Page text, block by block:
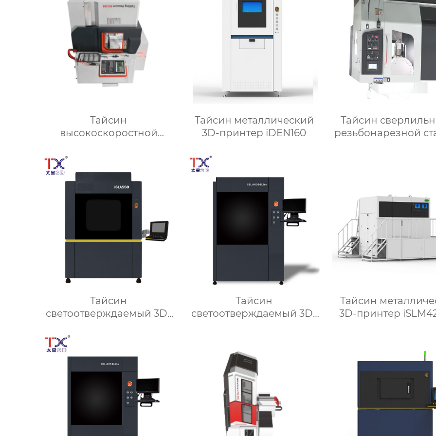
Тайсин
высокоскоростной
обрабатывающий центр
TX-UC400
Тайсин металлический
3D-принтер iDEN160
Тайсин
резьбонарезной
Тайсин
светоотверждаемый 3D-
Тайсин
светоотверждаемый 3D-
Тайсин
3D-принтер